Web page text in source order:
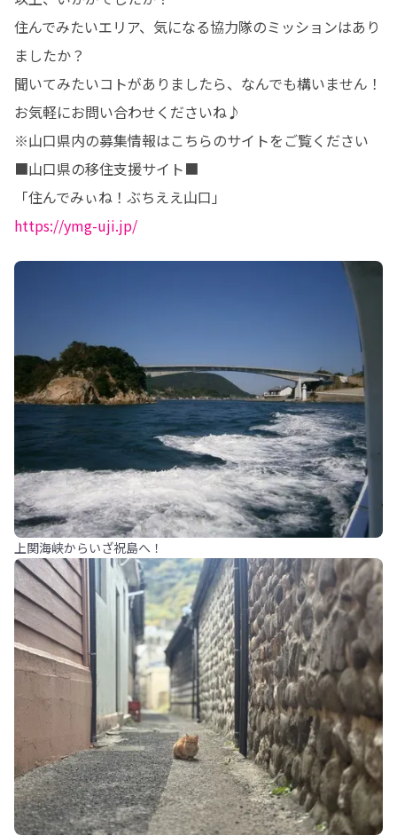
住んでみたいエリア、気になる協力隊のミッションはあり
ましたか？
聞いてみたいコトがありましたら、なんでも構いません！
お気軽にお問い合わせくださいね♪
※山口県内の募集情報はこちらのサイトをご覧ください
■山口県の移住支援サイト■
https://ymg-uji.jp/
上関海峡からいざ祝島へ！